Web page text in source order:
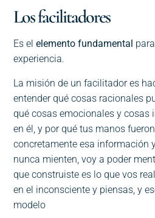
Los facilitadores
Es elelemento fundamental
experiencia.
La misión de un facilitador es
entender qué cosas racionales
qué cosas emocionales y cosas
en él, y por qué tus manos
concretamente esa información
nunca mienten, voy a poder
que construiste es lo que vos
en el inconsciente y piensas, y
modelo